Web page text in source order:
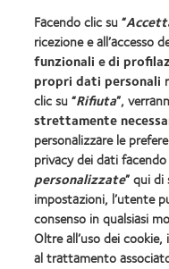
COOPERVISION
Sede Legale: Via
Fiscale e Numero
Registro
R.E.A. Ml
1.891.569,00 int.
Società soggetta
Sito autorizzato
Facendo clic su “
ricezione e all’accesso
funzionali edi
propri dati personali
clic su “Rifiuta”,
strettamente
personalizzare le
privacy dei dati facendo
personalizzate” qui
impostazioni, l’utente
consenso in qualsiasi
Oltre all’uso dei
al trattamento